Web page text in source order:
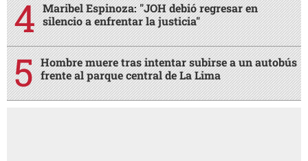
Maribel Espinoza: "JOH debió regresar en
silencio a enfrentar la justicia"
Hombre muere tras intentar subirse a un autobús
frente al parque central de La Lima